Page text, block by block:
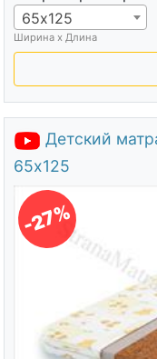
65х125
Ширина х Длина
Детский
65х125
-27%